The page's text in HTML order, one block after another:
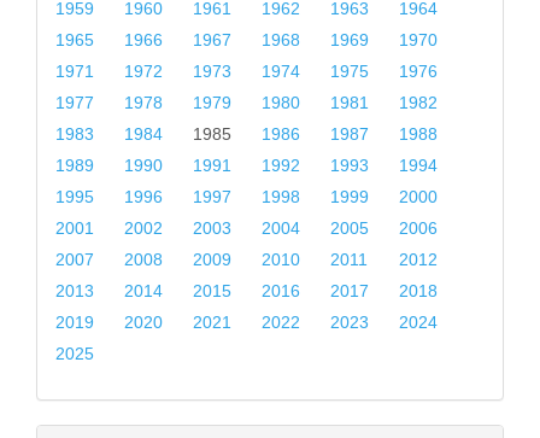
1959 1960 1961 1962 1963
1964
1965
1966 1967 1968 1969
1970
1971
1972 1973 1974 1975
1976
1977
1978 1979 1980 1981
1982
1983
1984 1985 1986 1987
1988
1989
1990 1991 1992 1993
1994
1995
1996 1997 1998 1999
2000
2001
2002 2003 2004 2005
2006
2007
2008 2009 2010 2011
2012
2013
2014 2015 2016 2017
2018
2019
2020 2021 2022 2023
2024
2025